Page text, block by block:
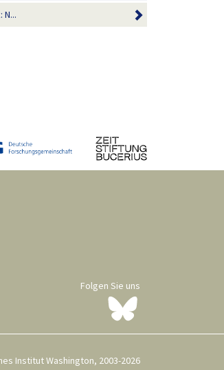
Folgen Sie uns
Institut Washington, 2003-2026